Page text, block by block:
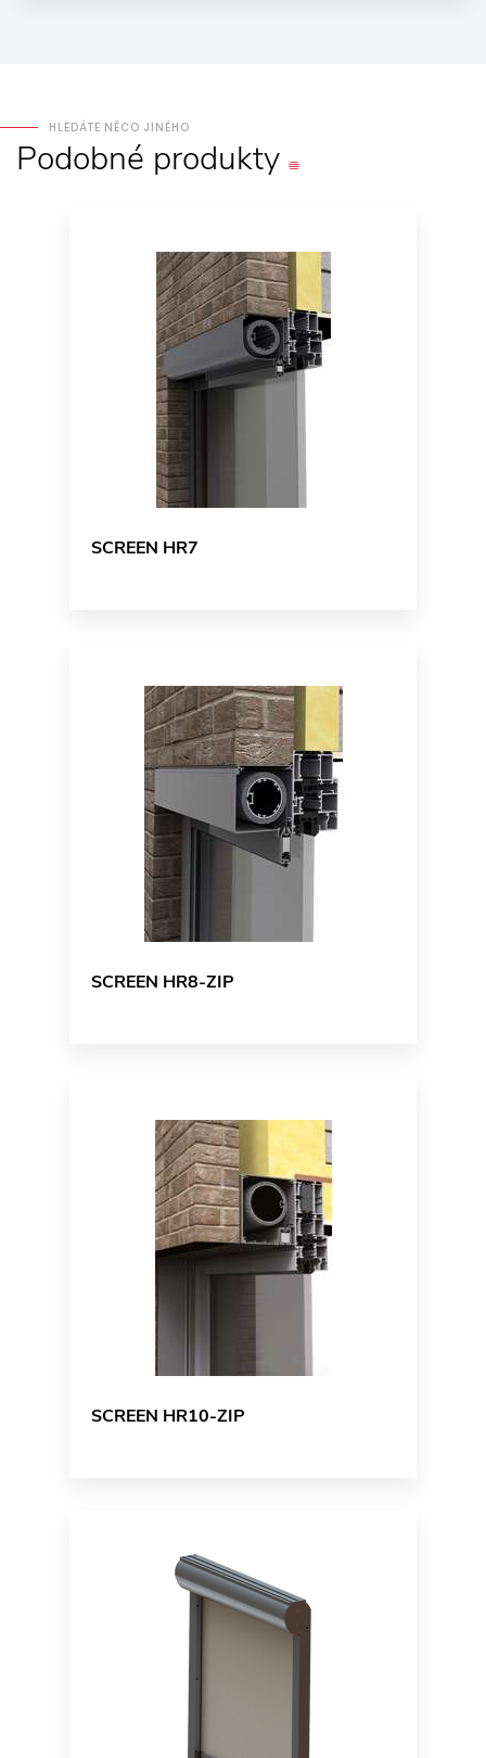
HLEDÁTE NĚCO JINÉHO
Podobné produkty
SCREEN HR7
SCREEN HR8-ZIP
SCREEN HR10-ZIP